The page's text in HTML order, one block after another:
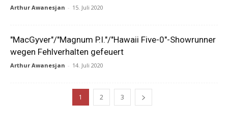
Arthur Awanesjan - 15. Juli 2020
"MacGyver"/"Magnum P.I."/"Hawaii Five-0"-Showrunner
wegen Fehlverhalten gefeuert
Arthur Awanesjan - 14. Juli 2020
1 2 3